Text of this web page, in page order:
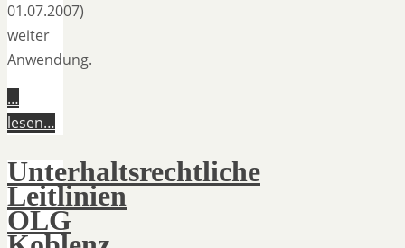
01.07.2007)
weiter
Anwendung.
…
lesen…
Unterhaltsrechtliche
Leitlinien
OLG